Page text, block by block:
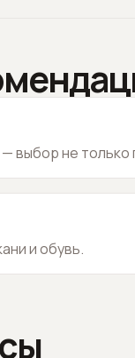
выбор не
и обувь.